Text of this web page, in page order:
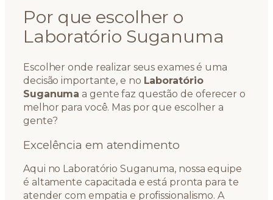
Por que escolher o
Laboratório Suganuma
Escolher onde realizar seus exames é uma
decisão importante, e no Laboratório
Suganuma a gente faz questão de oferecer o
melhor para você. Mas por que escolher a
gente?
Excelência em atendimento
Aqui no Laboratório Suganuma, nossa equipe
é altamente capacitada e está pronta para te
atender com empatia e profissionalismo. A